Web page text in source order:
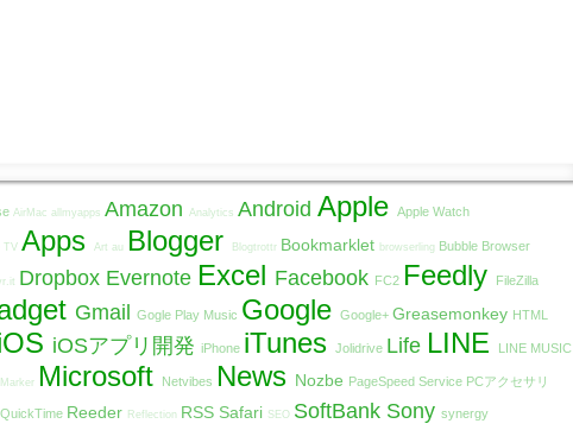
AirMac allmyapps Amazon Analytics Android Apple Apple Watch
TV Apps Art au Blogger Blogtrottr Bookmarklet browserling Bubble Browser
Dropbox Evernote Excel Facebook FC2 Feedly FileZilla
Gmail Gogle Play Music Google Google+ Greasemonkey HTML
iOSアプリ開発 iPhone iTunes Jolidrive Life LINE LINE MUSIC
Microsoft Netvibes News Nozbe PageSpeed Service PCアクセサリ
QuickTime Reeder Reflection RSS Safari SEO SoftBank Sony synergy